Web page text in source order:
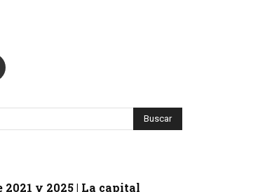
2021 y 2025 | La capital